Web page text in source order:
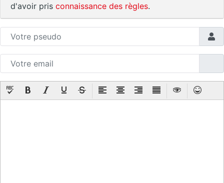
d'avoir pris connaissance des règles.